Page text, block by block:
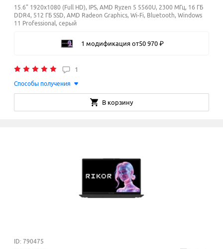
15.6" 1920x1080 (Full HD), IPS, AMD Ryzen 5 5560U, 2300 МГц, 16 ГБ
DDR4, 512 ГБ SSD, AMD Radeon Graphics, Wi-Fi, Bluetooth, Windows
11 Professional, серый
1 модификация от50 970 ₽
1
Способы получения
В корзину
ID: 790475